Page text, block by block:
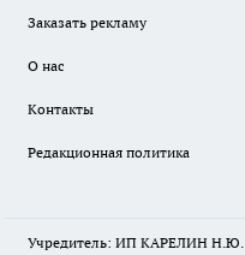
Заказать рекламу
О нас
Контакты
Редакционная политика
Учредитель: ИП КАРЕЛИН Н.Ю.